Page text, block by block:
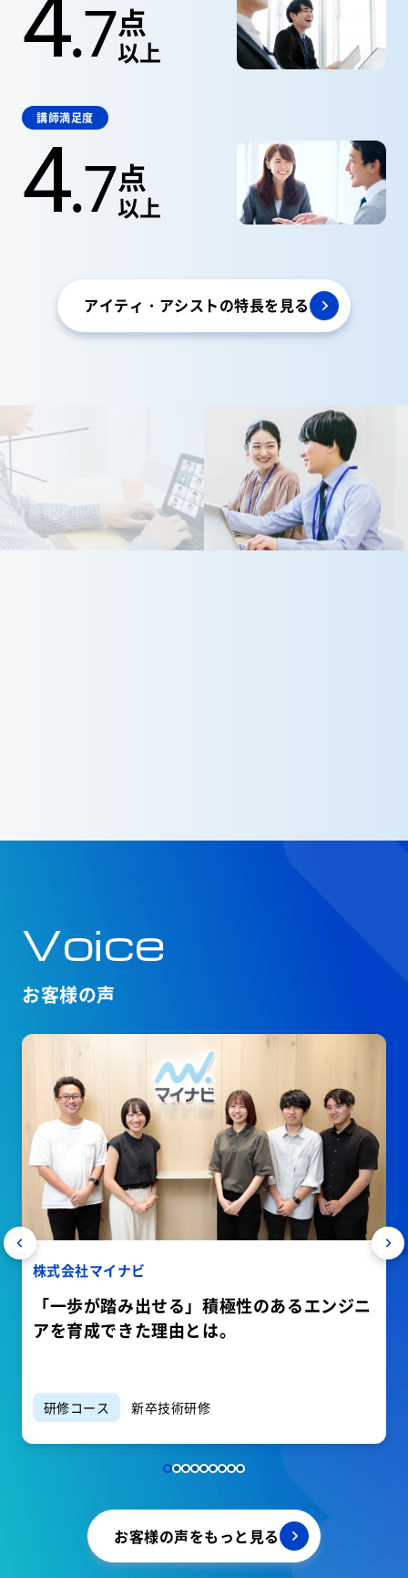
4.7点
以上
講師満足度
4.7点
以上
アイティ・アシストの特長を見る
Voice
お客様の声
株式会社マイナビ
「一歩が踏み出せる」積極性のあるエンジニ
アを育成できた理由とは。
研修コース 新卒技術研修
お客様の声をもっと見る